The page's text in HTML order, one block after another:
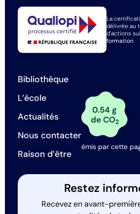
La
délivrée au
d'actions
formation
Bibliothèque
L’école
Actualités
Nous contacter
Raison d’être
0.54 g
de CO2
émis par cette
Restez
Recevez en avant-